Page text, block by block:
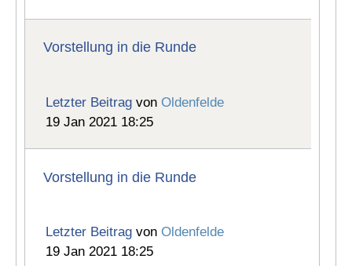
Vorstellung in die Runde
Letzter Beitrag vonOldenfelde
19 Jan 2021 18:25
Vorstellung in die Runde
Letzter Beitrag vonOldenfelde
19 Jan 2021 18:25